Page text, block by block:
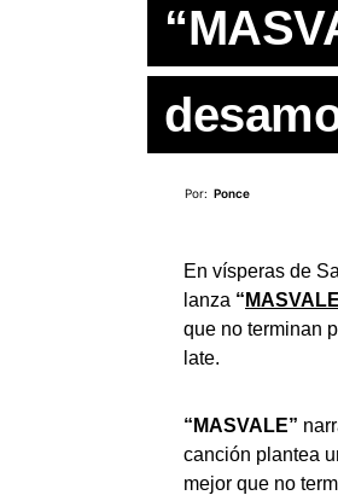
Por: Ponce
En vísperas de
lanza “ MASVALE
que no terminan
late.
“MASVALE”
canción plantea
mejor que no